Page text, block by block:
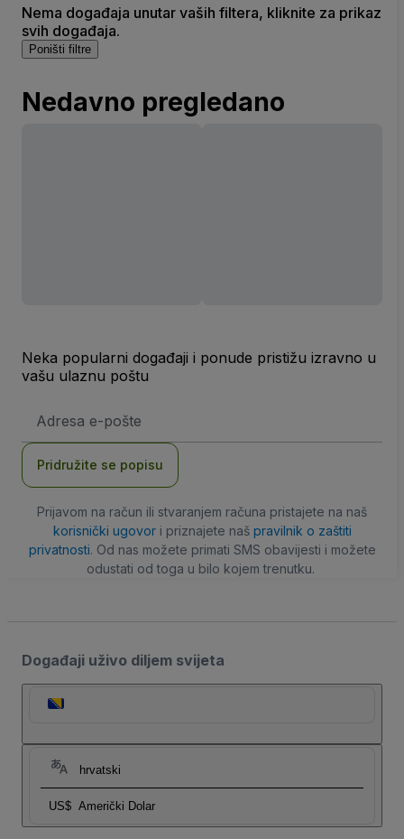
Nema događaja unutar vaših filtera, kliknite za prikaz
svih događaja.
Poništi filtre
Nedavno pregledano
Neka popularni događaji i ponude pristižu izravno u
vašu ulaznu poštu
mail
Pridružite se popisu
Prijavom na račun ili stvaranjem računa pristajete na naš
korisnički ugovori priznajete naš pravilnik o zaštiti
privatnosti. Od nas možete primati SMS obavijesti i možete
odustati od toga u bilo kojem trenutku.
Događaji uživo diljem svijeta
hrvatski
US$ Američki Dolar